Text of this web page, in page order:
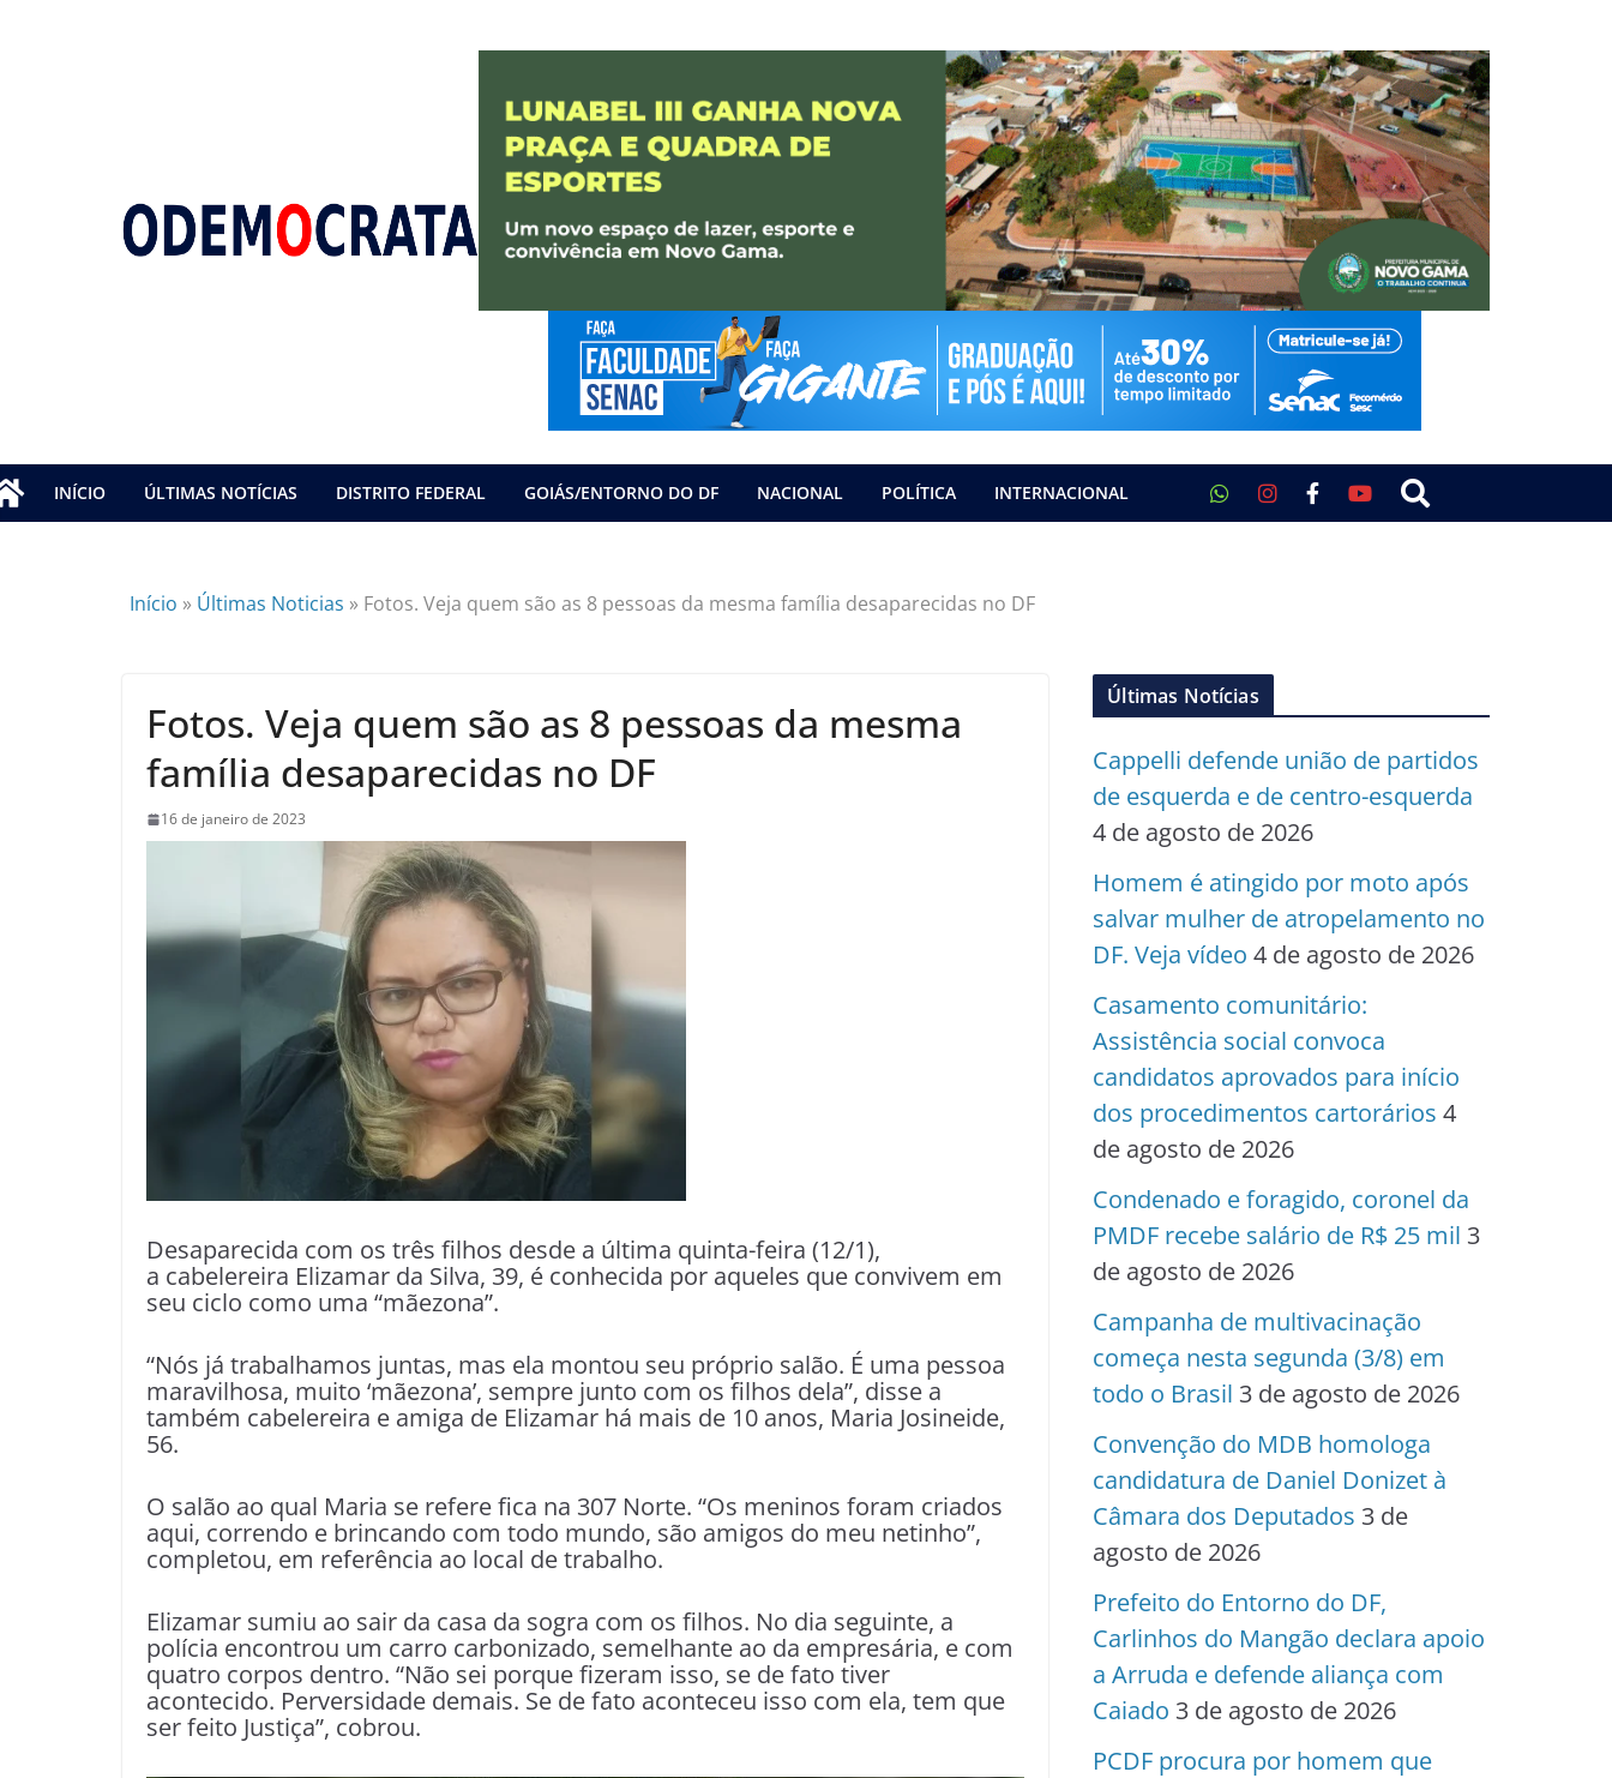
INÍCIO ÚLTIMAS NOTÍCIAS DISTRITO FEDERAL GOIÁS/ENTORNO DO DF NACIONAL POLÍTICA INTERNACIONAL
Início » Últimas Noticias » Fotos. Veja quem são as 8 pessoas da mesma família desaparecidas no DF
Fotos. Veja quem são as 8 pessoas da mesma
família desaparecidas no DF
16 de janeiro de 2023
Desaparecida com os três filhos desde a última quinta-feira (12/1),
a cabelereira Elizamar da Silva, 39, é conhecida por aqueles que convivem em
seu ciclo como uma “mãezona”.
“Nós já trabalhamos juntas, mas ela montou seu próprio salão. É uma pessoa
maravilhosa, muito ‘mãezona’, sempre junto com os filhos dela”, disse a
também cabelereira e amiga de Elizamar há mais de 10 anos, Maria Josineide,
56.
O salão ao qual Maria se refere fica na 307 Norte. “Os meninos foram criados
aqui, correndo e brincando com todo mundo, são amigos do meu netinho”,
completou, em referência ao local de trabalho.
Elizamar sumiu ao sair da casa da sogra com os filhos. No dia seguinte, a
polícia encontrou um carro carbonizado, semelhante ao da empresária, e com
quatro corpos dentro. “Não sei porque fizeram isso, se de fato tiver
acontecido. Perversidade demais. Se de fato aconteceu isso com ela, tem que
ser feito Justiça”, cobrou.
Últimas Notícias
Cappelli defende união de partidos
de esquerda e de centro-esquerda
4 de agosto de 2026
Homem é atingido por moto após
salvar mulher de atropelamento no
DF. Veja vídeo 4 de agosto de 2026
Casamento comunitário:
Assistência social convoca
candidatos aprovados para início
dos procedimentos cartorários 4
de agosto de 2026
Condenado e foragido, coronel da
PMDF recebe salário de R$ 25 mil 3
de agosto de 2026
Campanha de multivacinação
começa nesta segunda (3/8) em
todo o Brasil 3 de agosto de 2026
Convenção do MDB homologa
candidatura de Daniel Donizet à
Câmara dos Deputados 3 de
agosto de 2026
Prefeito do Entorno do DF,
Carlinhos do Mangão declara apoio
a Arruda e defende aliança com
Caiado 3 de agosto de 2026
PCDF procura por homem que